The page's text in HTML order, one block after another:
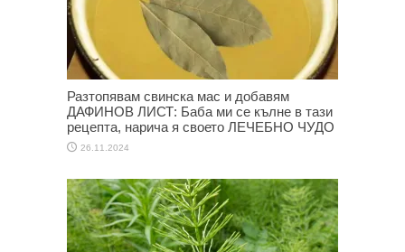
Разтопявам свинска мас и добавям
ДАФИНОВ ЛИСТ: Баба ми се кълне в тази
рецепта, нарича я своето ЛЕЧЕБНО ЧУДО
26.11.2024